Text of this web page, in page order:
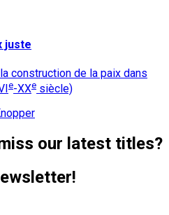
juste
construction de la paix dans
e-XXe siècle)
our latest titles?